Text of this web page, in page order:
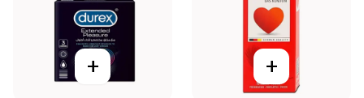
+
+